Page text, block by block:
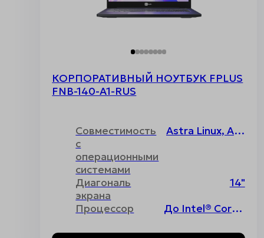
КОРПОРАТИВНЫЙ НОУТБУК FPLUS
FNB-140-A1-RUS
Совместимость
с
операционными
системами
Astra Linux, ALT Linux, РОСА, РЕД ОС, Uncom, Основа, Windows, Без операционной системы
Диагональ
экрана
14"
Процессор
До Intel® Core™ i7 12th Gen